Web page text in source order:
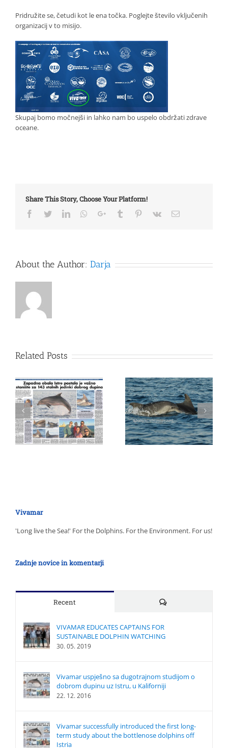
Pridružite se, četudi kot leena točka. Poglejteštevilo vključenih
organizacij v to misijo.
Skupaj bomo močnejši in lahko nam bo uspelo obdržati zdrave
oceane.
Share This Story, Choose Your Platform!
Facebook
TwitterLinkedInWhatsapp
Google+Tumblr Pinterest
Vk Email
About the Author: Darja
Related Posts
Vivamar
'Long live the Sea!' For the Dolphins. For the Environment. For us!
Zadnje novice in komentarji
Recent Comments
VIVAMAR EDUCATES CAPTAINS FOR
SUSTAINABLE DOLPHIN WATCHING
30. 05. 2019
Vivamar uspješno sa dugotrajnom studijom o
dobrom dupinu uz Istru, u Kaliforniji
22. 12. 2016
Vivamar successfully introduced the first long-
term study about the bottlenose dolphins off
Istria